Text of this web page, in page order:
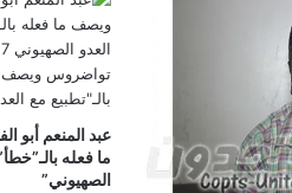
عبد المنعم أبو
ما فعله
الصهيوني”